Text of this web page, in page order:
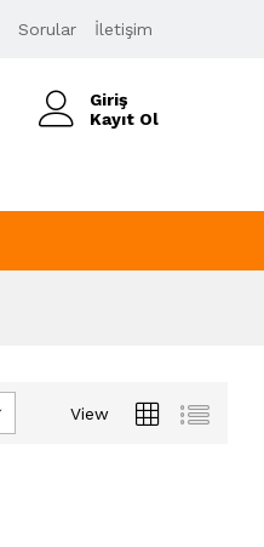
Sorular İletişim
Giriş
Kayıt Ol
View